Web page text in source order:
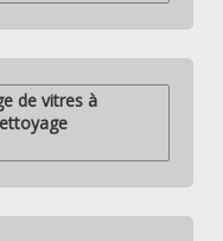
de vitres à